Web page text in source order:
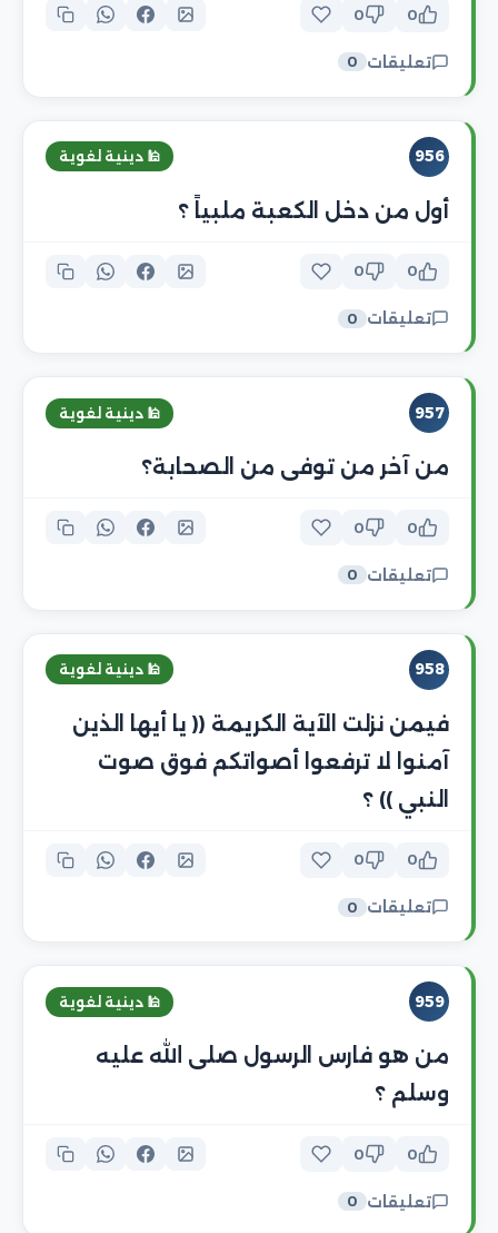
0
0
تعليقات 0
956 🕌 دينية لغوية
أول من دخل الكعبة ملبياً ؟
0
0
تعليقات 0
957 🕌 دينية لغوية
من آخر من توفى من الصحابة؟
0
0
تعليقات 0
958 🕌 دينية لغوية
فيمن نزلت الآية الكريمة (( يا أيها الذين
آمنوا لا ترفعوا أصواتكم فوق صوت
النبي )) ؟
0
0
تعليقات 0
959 🕌 دينية لغوية
من هو فارس الرسول صلى الله عليه
وسلم ؟
0
0
تعليقات 0